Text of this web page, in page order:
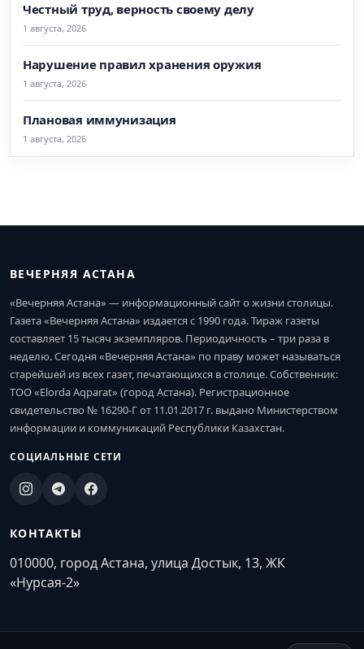
Честный труд, верность своему делу
1 августа, 2026
Нарушение правил хранения оружия
1 августа, 2026
Плановая иммунизация
1 августа, 2026
ВЕЧЕРНЯЯ АСТАНА
«Вечерняя Астана» — информационный сайт о жизни столицы.
Газета «Вечерняя Астана» издается с 1990 года. Тираж газеты
составляет 15 тысяч экземпляров. Периодичность – три раза в
неделю. Сегодня «Вечерняя Астана» по праву может называться
старейшей из всех газет, печатающихся в столице. Собственник:
ТОО «Elorda Aqparat» (город Астана). Регистрационное
свидетельство № 16290-Г от 11.01.2017 г. выдано Министерством
информации и коммуникаций Республики Казахстан.
СОЦИАЛЬНЫЕ СЕТИ
КОНТАКТЫ
010000, город Астана, улица Достык, 13, ЖК
«Нурсая-2»